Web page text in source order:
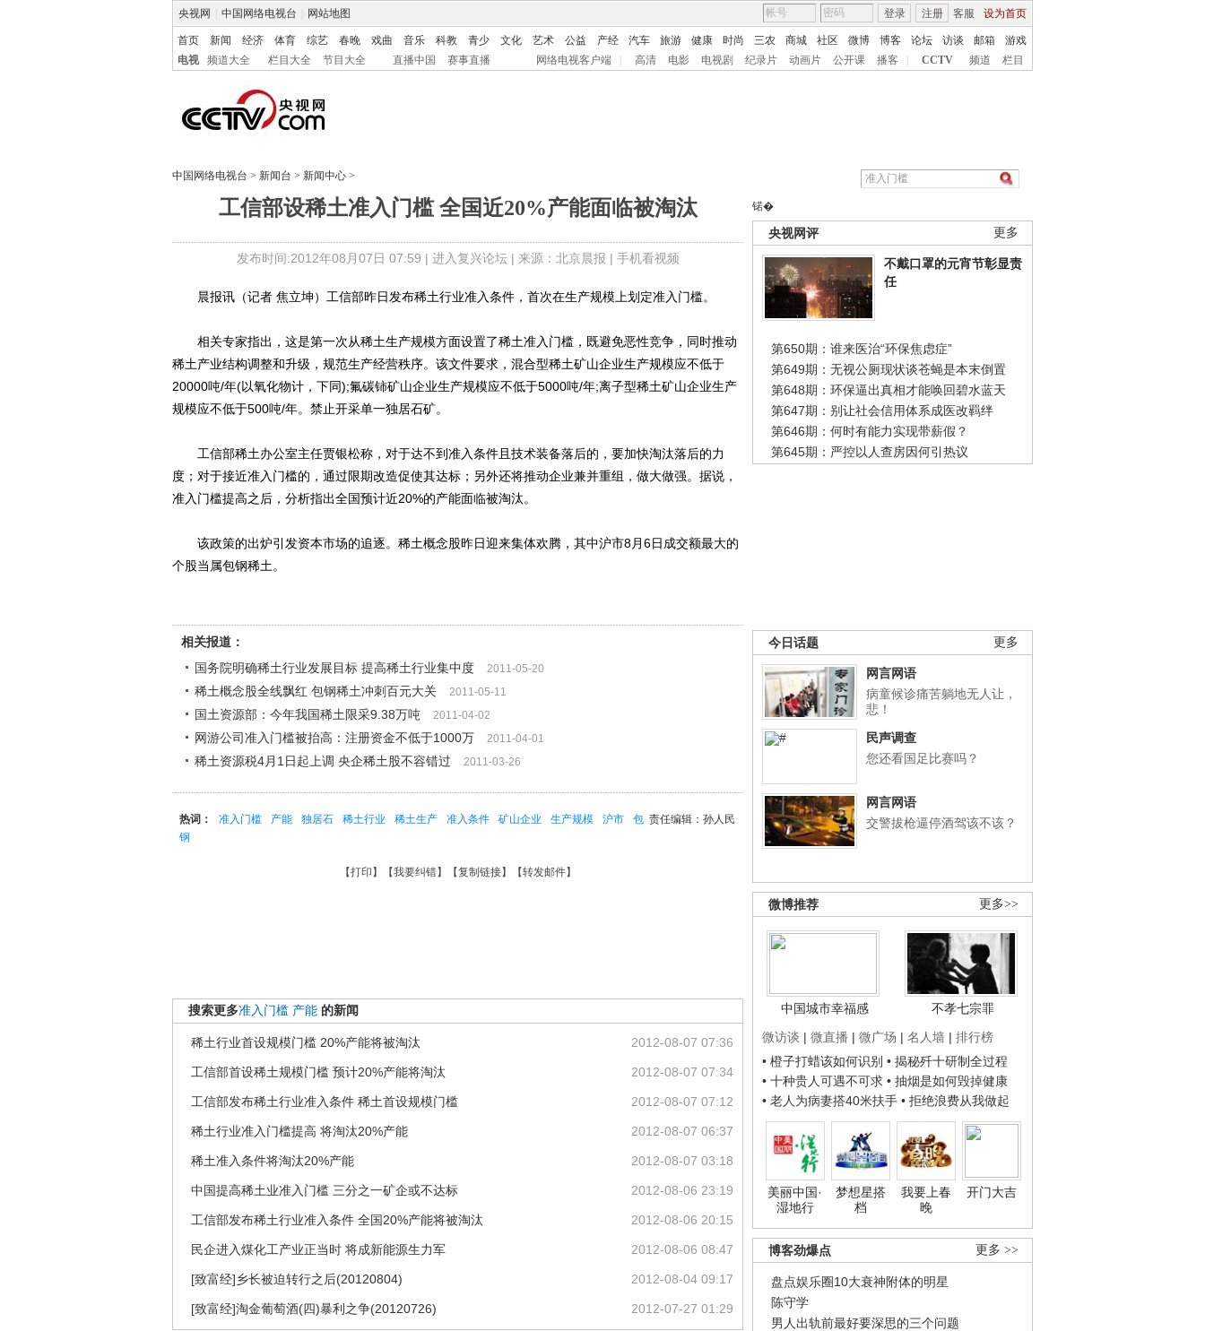
央视网 中国网络电视台 网站地图 客服 设为首页
登录 注册
首页 新闻 经济 体育 综艺 春晚 戏曲 音乐 科教 青少 文化 艺术 公益 产经 汽车 旅游 健康 时尚 三农 商城 社区 微博 博客 论坛 访谈 邮箱
游戏
电视
频道大全 栏目大全 节目大全 直播中国 赛事直播 网络电视客户端 高清 电影 电视剧 纪录片 动画片 公开课 播客 CCTV 频道 栏目
中国网络电视台 > 新闻台 > 新闻中心 >
工信部设稀土准入门槛 全国近20%产能面临被淘汰
发布时间:2012年08月07日 07:59 | 进入复兴论坛| 来源：北京晨报 | 手机看视频
锘�
更多
央视网评
不戴口罩的元宵节彰显责
任
第650期：谁来医治“环保焦虑症”
第649期：无视公厕现状谈苍蝇是本末倒置
第648期：环保逼出真相才能唤回碧水蓝天
第647期：别让社会信用体系成医改羁绊
第646期：何时有能力实现带薪假？
第645期：严控以人查房因何引热议
更多
今日话题
网言网语
病童候诊痛苦躺地无人让，
悲！
民声调查
您还看国足比赛吗？
网言网语
交警拔枪逼停酒驾该不该？
更多>>
微博推荐
中国城市幸福感
不孝七宗罪
微访谈 | 微直播 | 微广场 | 名人墙 | 排行榜
• 橙子打蜡该如何识别 • 揭秘歼十研制全过程
• 十种贵人可遇不可求 • 抽烟是如何毁掉健康
• 老人为病妻搭40米扶手 • 拒绝浪费从我做起
美丽中国·
湿地行
梦想星搭
档
我要上春
晚
开门大吉
更多 >>
博客劲爆点
盘点娱乐圈10大衰神附体的明星
陈守学
男人出轨前最好要深思的三个问题
晨报讯（记者 焦立坤）工信部昨日发布稀土行业准入条件，首次在生产规模上划定准入门槛。
相关专家指出，这是第一次从稀土生产规模方面设置了稀土准入门槛，既避免恶性竞争，同时推动
稀土产业结构调整和升级，规范生产经营秩序。该文件要求，混合型稀土矿山企业生产规模应不低于
20000吨/年(以氧化物计，下同);氟碳铈矿山企业生产规模应不低于5000吨/年;离子型稀土矿山企业生产
规模应不低于500吨/年。禁止开采单一独居石矿。
工信部稀土办公室主任贾银松称，对于达不到准入条件且技术装备落后的，要加快淘汰落后的力
度；对于接近准入门槛的，通过限期改造促使其达标；另外还将推动企业兼并重组，做大做强。据说，
准入门槛提高之后，分析指出全国预计近20%的产能面临被淘汰。
该政策的出炉引发资本市场的追逐。稀土概念股昨日迎来集体欢腾，其中沪市8月6日成交额最大的
个股当属包钢稀土。
相关报道：
国务院明确稀土行业发展目标 提高稀土行业集中度
2011-05-20
稀土概念股全线飘红 包钢稀土冲刺百元大关 2011-05-11
国土资源部：今年我国稀土限采9.38万吨 2011-04-02
网游公司准入门槛被抬高：注册资金不低于1000万 2011-04-01
稀土资源税4月1日起上调 央企稀土股不容错过 2011-03-26
责任编辑：孙人民
热词： 准入门槛 产能 独居石 稀土行业 稀土生产 准入条件 矿山企业 生产规模 沪市
包
钢
【打印 】【我要纠错】【复制链接】【转发邮件】
搜索更多准入门槛 产能 的新闻
2012-08-07 07:36
稀土行业首设规模门槛 20%产能将被淘汰
2012-08-07 07:34
工信部首设稀土规模门槛 预计20%产能将淘汰
2012-08-07 07:12
工信部发布稀土行业准入条件 稀土首设规模门槛
2012-08-07 06:37
稀土行业准入门槛提高 将淘汰20%产能
2012-08-07 03:18
稀土准入条件将淘汰20%产能
2012-08-06 23:19
中国提高稀土业准入门槛 三分之一矿企或不达标
2012-08-06 20:15
工信部发布稀土行业准入条件 全国20%产能将被淘汰
2012-08-06 08:47
民企进入煤化工产业正当时 将成新能源生力军
2012-08-04 09:17
[致富经]乡长被迫转行之后(20120804)
2012-07-27 01:29
[致富经]淘金葡萄酒(四)暴利之争(20120726)